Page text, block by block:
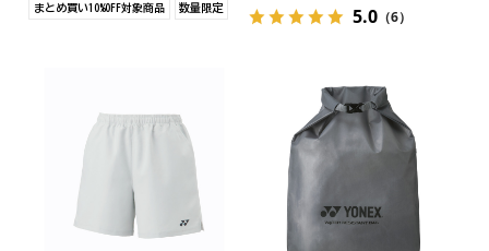
まとめ買い10%OFF対象商品 数量限定 5.0（6）